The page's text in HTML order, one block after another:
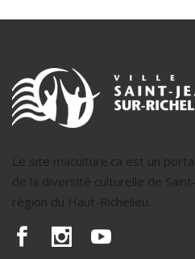
Le site maculture.ca est un
de la diversité culturelle de
région du Haut-Richelieu.